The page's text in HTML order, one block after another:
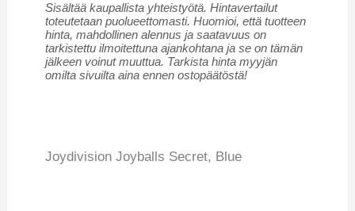
Sisältää kaupallista yhteistyötä. Hintavertailut
toteutetaan puolueettomasti. Huomioi, että tuotteen
hinta, mahdollinen alennus ja saatavuus on
tarkistettu ilmoitettuna ajankohtana ja se on tämän
jälkeen voinut muuttua. Tarkista hinta myyjän
omilta sivuilta aina ennen ostopäätöstä!
Joydivision Joyballs Secret, Blue